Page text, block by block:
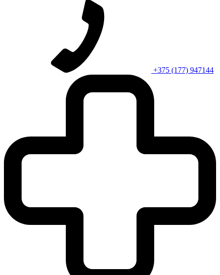
+375 (177) 947144